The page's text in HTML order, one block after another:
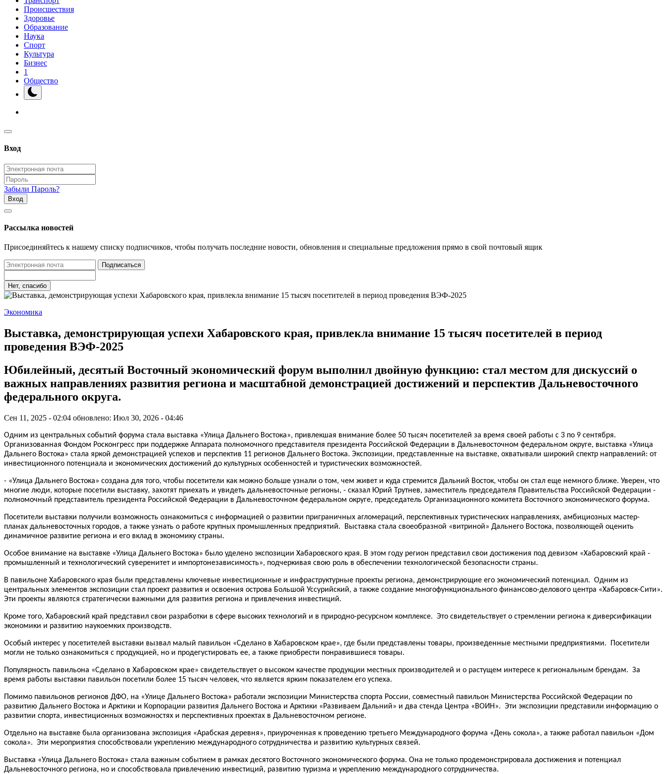
Происшествия
Здоровье
Образование
Наука
Спорт
Культура
Бизнес
1
Общество
Вход
Забыли Пароль?
Вход
Рассылка новостей
Присоединяйтесь к нашему списку подписчиков, чтобы получать последние новости, обновления и специальные предложения прямо в свой почтовый ящик
Подписаться
Нет, спасибо
Экономика
Выставка, демонстрирующая успехи Хабаровского края, привлекла внимание 15 тысяч посетителей в период
проведения ВЭФ-2025
Юбилейный, десятый Восточный экономический форум выполнил двойную функцию: стал местом для дискуссий о
важных направлениях развития региона и масштабной демонстрацией достижений и перспектив Дальневосточного
федерального округа.
Сен 11, 2025 - 02:04 обновлено: Июл 30, 2026 - 04:46
Одним из центральных событий форума стала выставка «Улица Дальнего Востока», привлекшая внимание более 50 тысяч посетителей за время своей работы с 3 по 9 сентября.
Организованная Фондом Росконгресс при поддержке Аппарата полномочного представителя президента Российской Федерации в Дальневосточном федеральном округе, выставка «Улица
Дальнего Востока» стала яркой демонстрацией успехов и перспектив 11 регионов Дальнего Востока. Экспозиции, представленные на выставке, охватывали широкий спектр направлений: от
инвестиционного потенциала и экономических достижений до культурных особенностей и туристических возможностей.
- «Улица Дальнего Востока» создана для того, чтобы посетители как можно больше узнали о том, чем живет и куда стремится Дальний Восток, чтобы он стал еще немного ближе. Уверен, что
многие люди, которые посетили выставку, захотят приехать и увидеть дальневосточные регионы, - сказал Юрий Трутнев, заместитель председателя Правительства Российской Федерации -
полномочный представитель президента Российской Федерации в Дальневосточном федеральном округе, председатель Организационного комитета Восточного экономического форума.
Посетители выставки получили возможность ознакомиться с информацией о развитии приграничных агломераций, перспективных туристических направлениях, амбициозных мастер-
планах дальневосточных городов, а также узнать о работе крупных промышленных предприятий. Выставка стала своеобразной «витриной» Дальнего Востока, позволяющей оценить
динамичное развитие региона и его вклад в экономику страны.
Особое внимание на выставке «Улица Дальнего Востока» было уделено экспозиции Хабаровского края. В этом году регион представил свои достижения под девизом «Хабаровский край -
промышленный и технологический суверенитет и импортонезависимость», подчеркивая свою роль в обеспечении технологической безопасности страны.
В павильоне Хабаровского края были представлены ключевые инвестиционные и инфраструктурные проекты региона, демонстрирующие его экономический потенциал. Одним из
центральных элементов экспозиции стал проект развития и освоения острова Большой Уссурийский, а также создание многофункционального финансово-делового центра «Хабаровск-Сити».
Эти проекты являются стратегически важными для развития региона и привлечения инвестиций.
Кроме того, Хабаровский край представил свои разработки в сфере высоких технологий и в природно-ресурсном комплексе. Это свидетельствует о стремлении региона к диверсификации
экономики и развитию наукоемких производств.
Особый интерес у посетителей выставки вызвал малый павильон «Сделано в Хабаровском крае», где были представлены товары, произведенные местными предприятиями. Посетители
могли не только ознакомиться с продукцией, но и продегустировать ее, а также приобрести понравившиеся товары.
Популярность павильона «Сделано в Хабаровском крае» свидетельствует о высоком качестве продукции местных производителей и о растущем интересе к региональным брендам. За
время работы выставки павильон посетили более 15 тысяч человек, что является ярким показателем его успеха.
Помимо павильонов регионов ДФО, на «Улице Дальнего Востока» работали экспозиции Министерства спорта России, совместный павильон Министерства Российской Федерации по
развитию Дальнего Востока и Арктики и Корпорации развития Дальнего Востока и Арктики «Развиваем Дальний» и два стенда Центра «ВОИН». Эти экспозиции представили информацию о
развитии спорта, инвестиционных возможностях и перспективных проектах в Дальневосточном регионе.
Отдельно на выставке была организована экспозиция «Арабская деревня», приуроченная к проведению третьего Международного форума «День сокола», а также работал павильон «Дом
сокола». Эти мероприятия способствовали укреплению международного сотрудничества и развитию культурных связей.
Выставка «Улица Дальнего Востока» стала важным событием в рамках десятого Восточного экономического форума. Она не только продемонстрировала достижения и потенциал
Дальневосточного региона, но и способствовала привлечению инвестиций, развитию туризма и укреплению международного сотрудничества.